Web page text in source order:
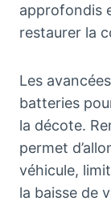
approfondis
restaurer la
Les
batteries
la décote.
permet
véhicule,
la baisse de